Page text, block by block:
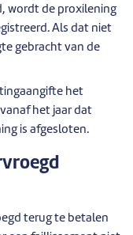
wordt de proxilening
Als dat niet
gebracht van de
het
het jaar dat
is afgesloten.
terug te betalen